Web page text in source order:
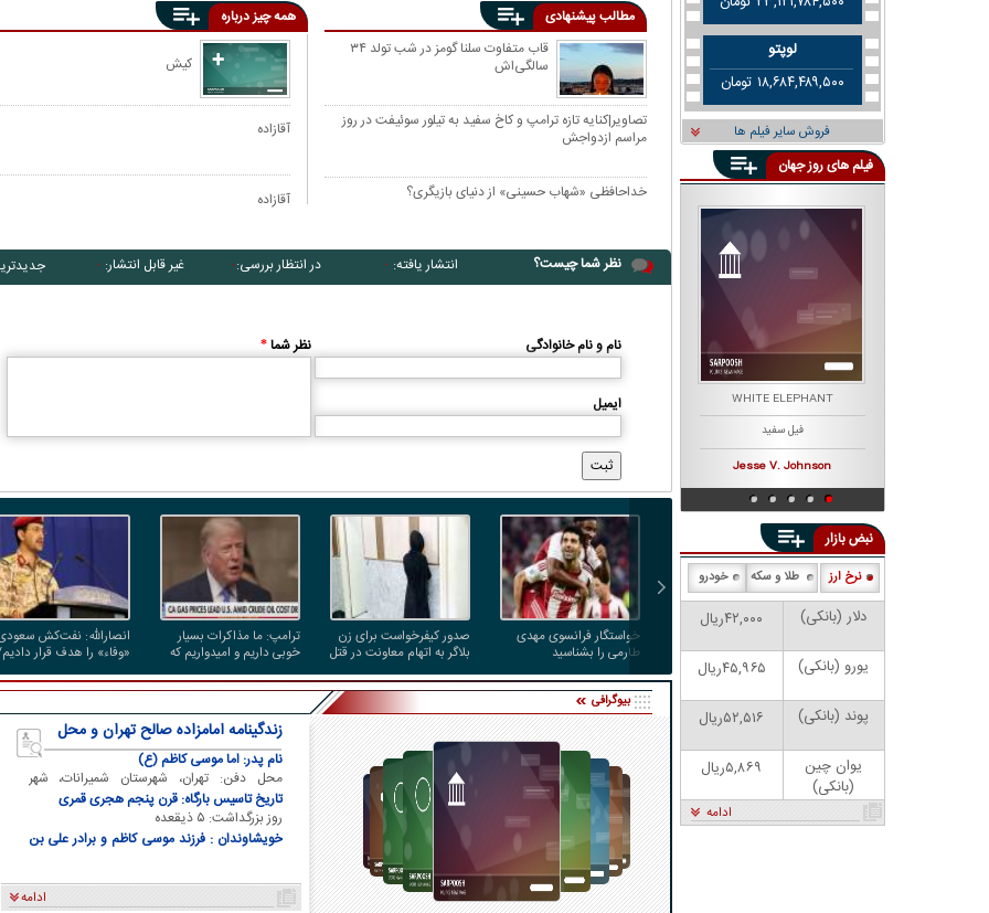
مطالب پیشنهادی
قاب متفاوت سلنا گومز در شب تولد ۳۴
سالگی‌اش
تصاویر|کنایه تازه ترامپ و کاخ سفید به تیلور سوئیفت در روز
مراسم ازدواجش
خداحافظی «شهاب حسینی» از دنیای بازیگری؟
همه چیز درباره
کیش
آقازاده
آقازاده
نظر شما چیست؟ انتشار یافته: ۰ در انتظار بررسی: ۰ غیر قابل انتشار: ۰
نام و نام خانوادگی
ایمیل
نظر شما*
خواستگار فرانسوی مهدی
طارمی را بشناسید
صدور کیفرخواست برای زن
بلاگر به اتهام معاونت در قتل
شوهرش
ترامپ: ما مذاکرات بسیار
خوبی داریم و امیدواریم که
مجبور به حمله بزرگی علیه
ایران نشویم
انصارالله: نفت‌کش
«وفاء» را هدف قرار
تردد در تنگه هرمز
محدود است
بیوگرافی
زندگینامه امامزاده صالح تهران و محل
دفن ایشان
نام پدر: اما موسی کاظم (ع)
محل دفن: تهران، شهرستان شمیرانات، شهر
تجریش
تاریخ تاسیس بارگاه: قرن پنجم هجری قمری
روز بزرگداشت: ۵ ذیقعده
خویشاوندان : فرزند موسی کاظم و برادر علی بن
ادامه
لوپتو
۱۸,۶۸۴,۴۸۹,۵۰۰ تومان
فروش سایر فیلم ها
فیلم های روز جهان
WHITE ELEPHANT
فیل سفید
Jesse V.‎ Johnson
THE BOB'S BURGERS MOVIE
Loren Bouchard
نبض بازار
نرخ ارز طلا و سکه خودرو
دلار (بانکی)
۴۲,۰۰۰ریال
یورو (بانکی)
۴۵,۹۶۵ریال
پوند (بانکی)
۵۲,۵۱۶ریال
یوان چین
(بانکی)
۵,۸۶۹ریال
ادامه